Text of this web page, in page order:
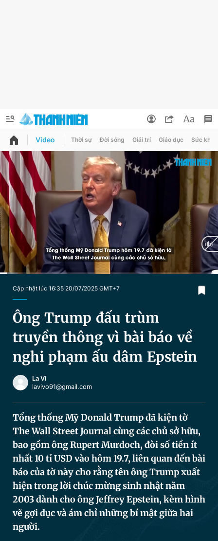
QUẢNG CÁO
Chuyên mục
Chuyên mục khác
Chào ngày mới Tin 24h
Video Magazine
Sản phẩm khác
Tiện ích Bạn cần biết
Đọc Thanh Niên trên điện thoại
Theo dõi báo trên
Thông tin tài khoản
Đổi mật khẩu
Tin đã lưu
Tin đã xem
Đăng xuất
Video Thời sự Đời sống Giải trí Giáo dục Sức khỏe
Cập nhật lúc 16:35 20/07/2025 GMT+7
Ông Trump đấu trùm
truyền thông vì bài báo về
nghi phạm ấu dâm Epstein
La Vi
lavivo91@gmail.com
Tổng thống Mỹ Donald Trump đã kiện tờ
The Wall Street Journal cùng các chủ sở hữu,
bao gồm ông Rupert Murdoch, đòi số tiền ít
nhất 10 tỉ USD vào hôm 19.7, liên quan đến bài
báo của tờ này cho rằng tên ông Trump xuất
hiện trong lời chúc mừng sinh nhật năm
2003 dành cho ông Jeffrey Epstein, kèm hình
vẽ gợi dục và ám chỉ những bí mật giữa hai
người.